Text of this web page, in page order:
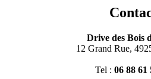
Drive des Bois
12 Grand Rue,
Tel : 06 88 61